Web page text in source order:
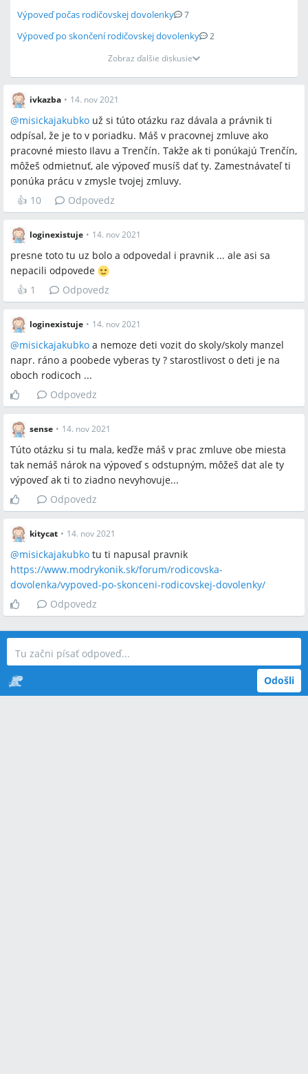
Výpoveď počas rodičovskej dovolenky 7
Výpoveď po skončení rodičovskej dovolenky
2
Zobraz ďalšie diskusie
ivkazba • 14. nov 2021
@misickajakubko už si túto otázku raz dávala a právnik ti
odpísal, že je to v poriadku. Máš v pracovnej zmluve ako
pracovné miesto Ilavu a Trenčín. Takže ak ti ponúkajú Trenčín,
môžeš odmietnuť, ale výpoveď musíš dať ty. Zamestnávateľ ti
ponúka prácu v zmysle tvojej zmluvy.
👍 10 Odpovedz
loginexistuje • 14. nov 2021
presne toto tu uz bolo a odpovedal i pravnik ... ale asi sa
nepacili odpovede
👍 1 Odpovedz
loginexistuje • 14. nov 2021
@misickajakubko a nemoze deti vozit do skoly/skoly manzel
napr. ráno a poobede vyberas ty ? starostlivost o deti je na
oboch rodicoch ...
Odpovedz
sense • 14. nov 2021
Túto otázku si tu mala, keďže máš v prac zmluve obe miesta
tak nemáš nárok na výpoveď s odstupným, môžeš dat ale ty
výpoveď ak ti to ziadno nevyhovuje...
Odpovedz
kitycat • 14. nov 2021
@misickajakubko tu ti napusal pravnik
https://www.modrykonik.sk/forum/rodicovska-
dovolenka/vypoved-po-skonceni-rodicovskej-dovolenky/
Odpovedz
Odošli